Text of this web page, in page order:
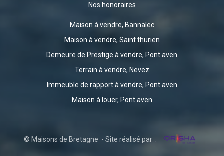
Nos honoraires
Maison à vendre, Bannalec
Maison à vendre, Saint thurien
Demeure de Prestige à vendre, Pont aven
Terrain à vendre, Nevez
Immeuble de rapport à vendre, Pont aven
Maison à louer, Pont aven
© Maisons de Bretagne - Site réalisé par :